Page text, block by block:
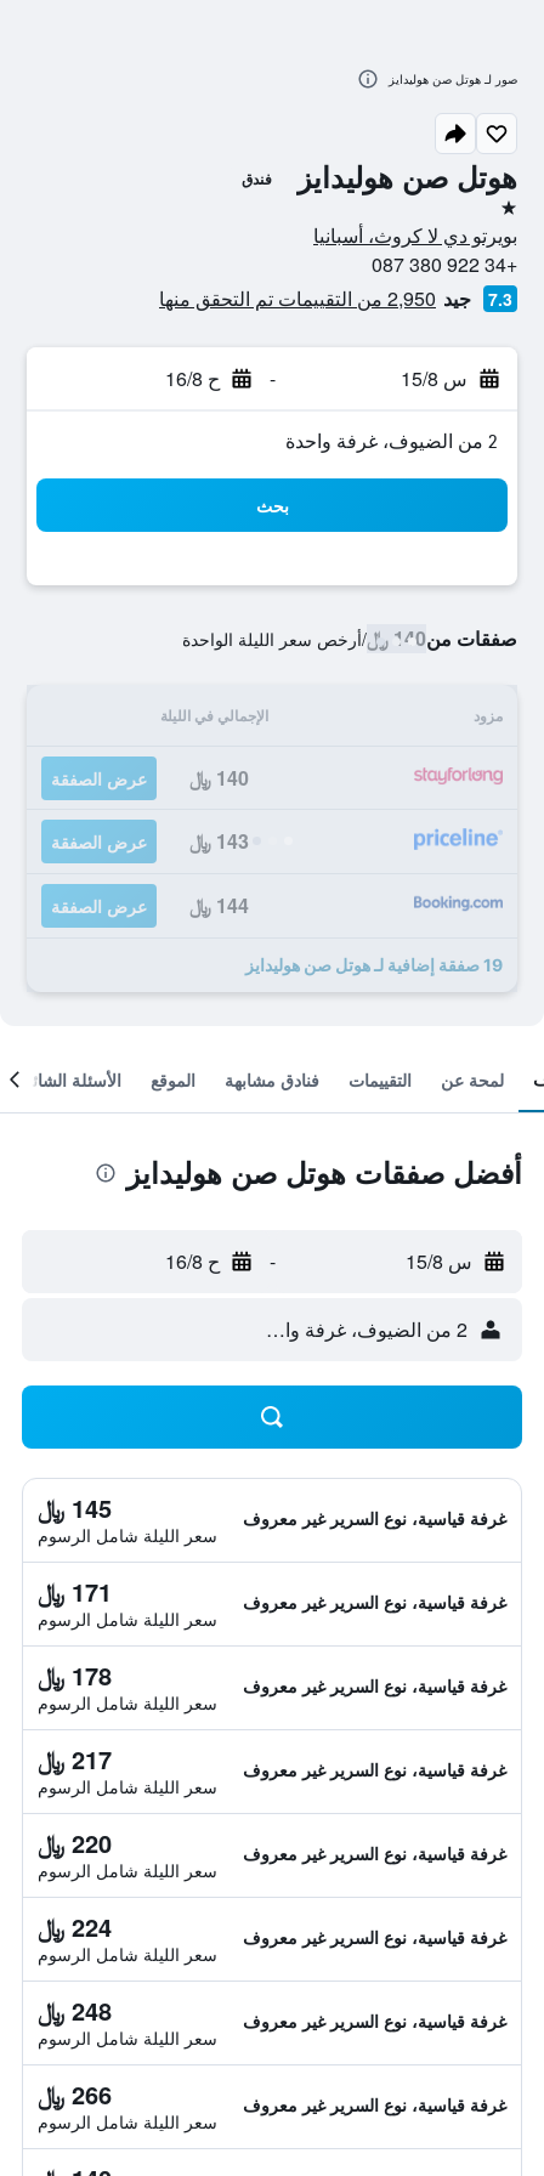
هوتل صن هوليدايز فندق
نجمة واحدة
بويرتو دي لا كروث، أسبانيا
+34 922 380 087
7.3 جيد 2,950 من التقييمات تم التحقق منها
س 15/8 - ح 16/8
2 من الضيوف، غرفة واحدة
بحث
صفقات من140 ﷼ /أرخص سعر الليلة الواحدة
مزود الإجمالي في الليلة
140 ﷼ عرض الصفقة
143 ﷼ عرض الصفقة
144 ﷼ عرض الصفقة
19 صفقة إضافية لـ هوتل صن هوليدايز
صور لـ هوتل صن هوليدايز
لمحة عن التقييمات فنادق مشابهة الموقع الأسئلة الشائعة
أفضل صفقات هوتل صن هوليدايز
س 15/8 - ح 16/8
2 من الضيوف، غرفة واحدة
غرفة قياسية، نوع السرير غير معروف 145 ﷼
سعر الليلة شامل الرسوم
غرفة قياسية، نوع السرير غير معروف 171 ﷼
سعر الليلة شامل الرسوم
غرفة قياسية، نوع السرير غير معروف 178 ﷼
سعر الليلة شامل الرسوم
غرفة قياسية، نوع السرير غير معروف 217 ﷼
سعر الليلة شامل الرسوم
غرفة قياسية، نوع السرير غير معروف 220 ﷼
سعر الليلة شامل الرسوم
غرفة قياسية، نوع السرير غير معروف 224 ﷼
سعر الليلة شامل الرسوم
غرفة قياسية، نوع السرير غير معروف 248 ﷼
سعر الليلة شامل الرسوم
غرفة قياسية، نوع السرير غير معروف 266 ﷼
سعر الليلة شامل الرسوم